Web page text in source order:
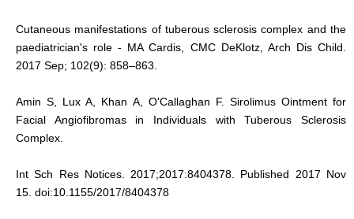
Cutaneous manifestations of tuberous sclerosis complex and the
paediatrician's role - MA Cardis, CMC DeKlotz, Arch Dis Child.
2017 Sep; 102(9): 858–863.
Amin S, Lux A, Khan A, O'Callaghan F. Sirolimus Ointment for
Facial Angiofibromas in Individuals with Tuberous Sclerosis
Complex.
Int Sch Res Notices. 2017;2017:8404378. Published 2017 Nov
15. doi:10.1155/2017/8404378